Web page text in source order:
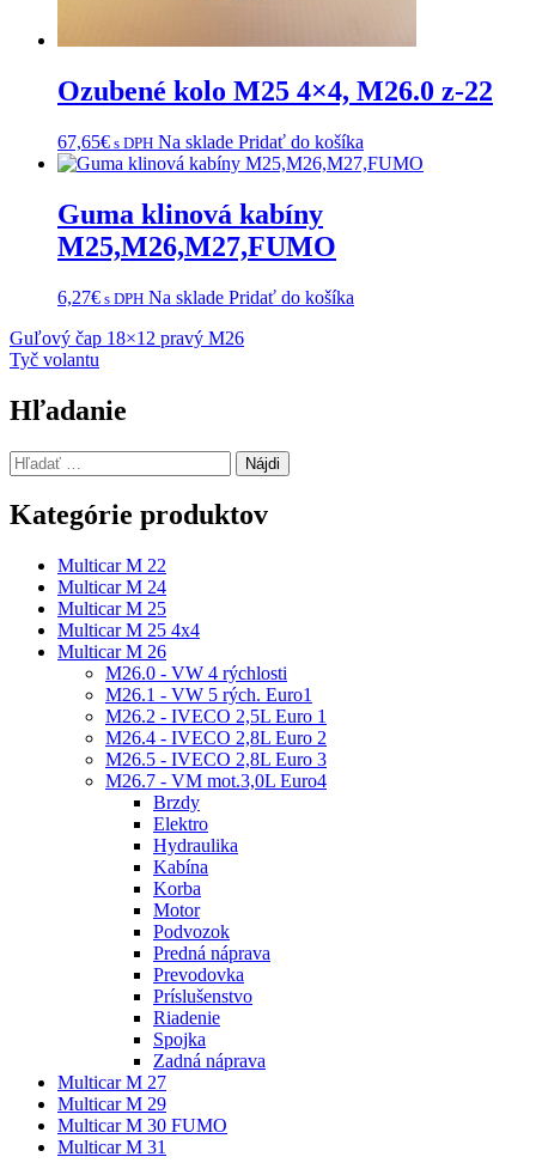
Ozubené kolo M25 4×4, M26.0 z-22
67,65€ s DPH Na sklade Pridať do košíka
Guma klinová kabíny
M25,M26,M27,FUMO
6,27€ s DPH Na sklade Pridať do košíka
Navigácia
v
článku
Guľový čap 18×12 pravý M26
Tyč volantu
Hľadanie
Hľadať:
Kategórie produktov
Multicar M 22
Multicar M 24
Multicar M 25
Multicar M 25 4x4
Multicar M 26
M26.0 - VW 4 rýchlosti
M26.1 - VW 5 rých. Euro1
M26.2 - IVECO 2,5L Euro 1
M26.4 - IVECO 2,8L Euro 2
M26.5 - IVECO 2,8L Euro 3
M26.7 - VM mot.3,0L Euro4
Brzdy
Elektro
Hydraulika
Kabína
Korba
Motor
Podvozok
Predná náprava
Prevodovka
Príslušenstvo
Riadenie
Spojka
Zadná náprava
Multicar M 27
Multicar M 29
Multicar M 30 FUMO
Multicar M 31